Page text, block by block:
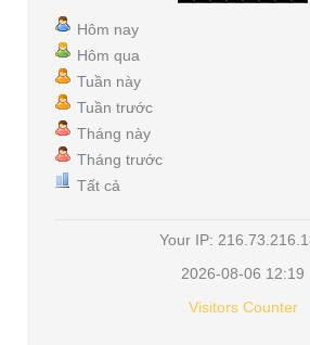
Hôm nay
Hôm qua
Tuần này
Tuần trước
Tháng này
Tháng trước
Tất cả
Your IP:
2026-08-06 12:19
Visitors Counter